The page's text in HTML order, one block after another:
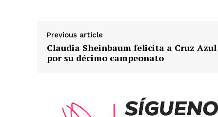
Previous article
Claudia Sheinbaum felicita a Cruz Azul
por su décimo campeonato